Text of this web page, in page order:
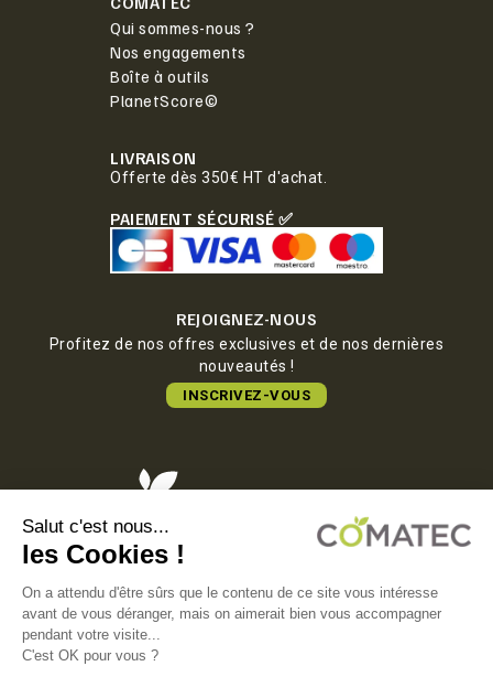
Qui sommes-nous ?
Nos engagements
Boîte à outils
PlanetScore©
LIVRAISON
Offerte dès 350€ HT d'achat.
PAIEMENT SÉCURISÉ ✅
REJOIGNEZ-NOUS
Profitez de nos offres exclusives et de nos dernières
nouveautés !
INSCRIVEZ-VOUS
COMATEC PACKAGING
Boulevard François-Xavier Fafeur
11000 Carcassonne, FRANCE